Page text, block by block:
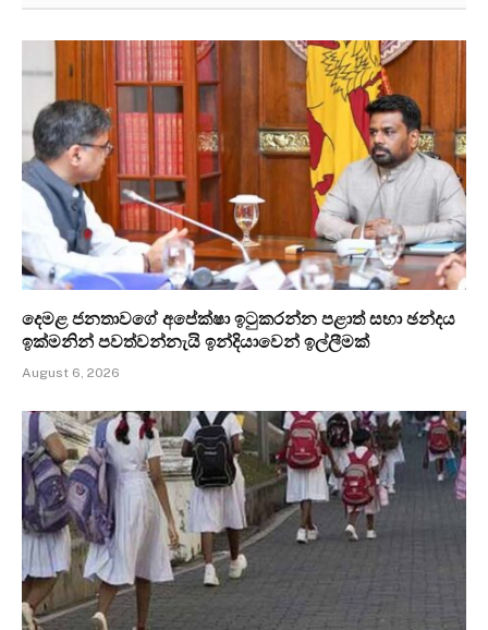
දෙමළ ජනතාවගේ අපේක්ෂා ඉටුකරන්න පළාත් සභා ඡන්දය
ඉක්මනින් පවත්වන්නැයි ඉන්දියාවෙන් ඉල්ලීමක්
August 6, 2026